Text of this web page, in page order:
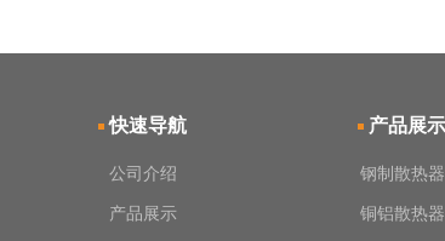
快速导航
公司介绍
产品展示
产品展示
钢制散热器
铜铝散热器